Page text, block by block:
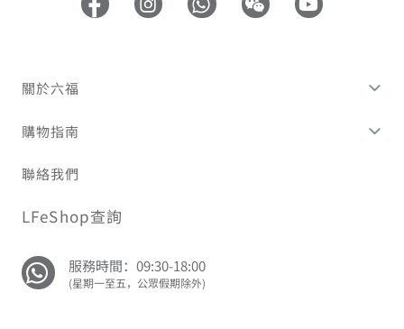
關於六福
購物指南
聯絡我們
LFeShop查詢
服務時間：09:30-18:00
(星期一至五，公眾假期除外)